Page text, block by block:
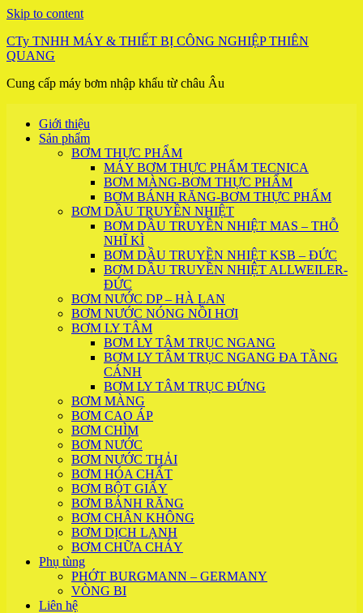
Skip to content
CTy TNHH MÁY & THIẾT BỊ CÔNG NGHIỆP THIÊN
QUANG
Cung cấp máy bơm nhập khẩu từ châu Âu
Giới thiệu
Sản phẩm
BƠM THỰC PHẨM
MÁY BƠM THỰC PHẨM TECNICA
BƠM MÀNG-BƠM THỰC PHẨM
BƠM BÁNH RĂNG-BƠM THỰC PHẨM
BƠM DẦU TRUYỀN NHIỆT
BƠM DẦU TRUYỀN NHIỆT MAS – THỖ
NHĨ KÌ
BƠM DẦU TRUYỀN NHIỆT KSB – ĐỨC
BƠM DẦU TRUYỀN NHIỆT ALLWEILER-
ĐỨC
BƠM NƯỚC DP – HÀ LAN
BƠM NƯỚC NÓNG NỒI HƠI
BƠM LY TÂM
BƠM LY TÂM TRỤC NGANG
BƠM LY TÂM TRỤC NGANG ĐA TẦNG
CÁNH
BƠM LY TÂM TRỤC ĐỨNG
BƠM MÀNG
BƠM CAO ÁP
BƠM CHÌM
BƠM NƯỚC
BƠM NƯỚC THẢI
BƠM HÓA CHẤT
BƠM BỘT GIẤY
BƠM BÁNH RĂNG
BƠM CHÂN KHÔNG
BƠM DỊCH LẠNH
BƠM CHỮA CHÁY
Phụ tùng
PHỚT BURGMANN – GERMANY
VÒNG BI
Liên hệ